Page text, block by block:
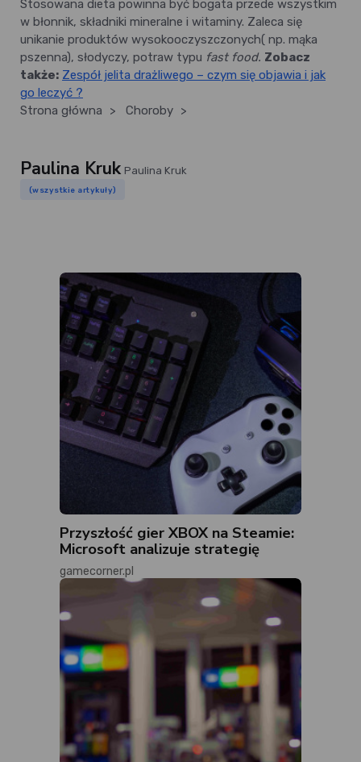
Stosowana dieta powinna być bogata przede wszystkim
w błonnik, składniki mineralne i witaminy. Zaleca się
unikanie produktów wysokooczyszczonych( np. mąka
pszenna), słodyczy, potraw typu fast food. Zobacz
także: Zespół jelita drażliwego – czym się objawia i jak
go leczyć ?
Strona główna
> Choroby >
Paulina Kruk Paulina Kruk
(wszystkie artykuły)
Przyszłość gier XBOX na Steamie:
Microsoft analizuje strategię
gamecorner.pl